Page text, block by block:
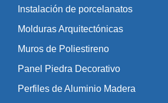
Instalación de porcelanatos
Molduras Arquitectónicas
Muros de Poliestireno
Panel Piedra Decorativo
Perfiles de Aluminio Madera